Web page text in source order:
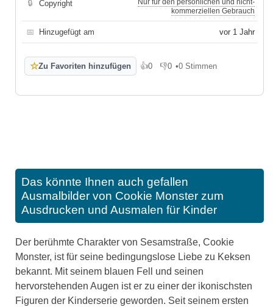
🔒 Copyright
Nur für den persönlichen und nicht-
kommerziellen Gebrauch
📅 Hinzugefügt am vor 1 Jahr
☆Zu Favoriten hinzufügen 👍0
Gefällt mir
👎0
Gefällt mir nicht
•0 Stimmen
Das könnte Ihnen auch gefallen
Ausmalbilder von Cookie Monster zum
Ausdrucken und Ausmalen für Kinder
Der berühmte Charakter von Sesamstraße, Cookie
Monster, ist für seine bedingungslose Liebe zu Keksen
bekannt. Mit seinem blauen Fell und seinen
hervorstehenden Augen ist er zu einer der ikonischsten
Figuren der Kinderserie geworden. Seit seinem ersten